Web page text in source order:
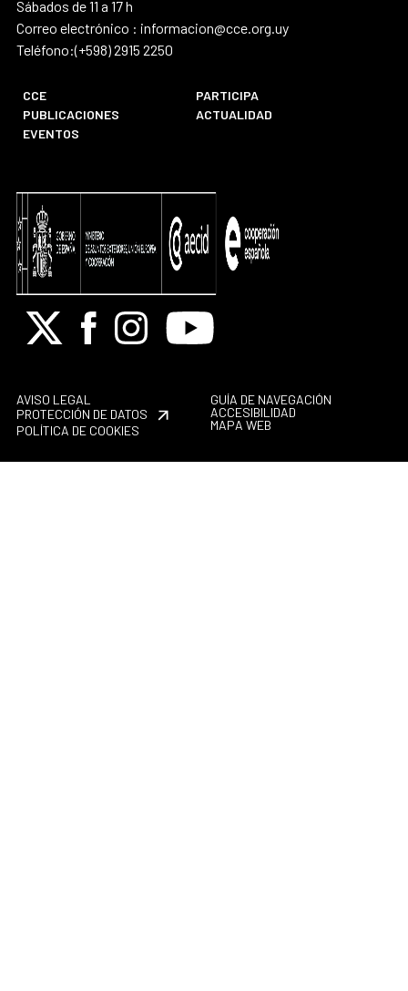
Sábados de 11 a 17 h
Correo electrónico : informacion@cce.org.uy
Teléfono:(+598) 2915 2250
CCE
PARTICIPA
PUBLICACIONES
ACTUALIDAD
EVENTOS
X FacebookInstagramYoutube
AVISO LEGAL
PROTECCIÓN DE DATOS
POLÍTICA DE COOKIES
GUÍA DE NAVEGACIÓN
ACCESIBILIDAD
MAPA WEB